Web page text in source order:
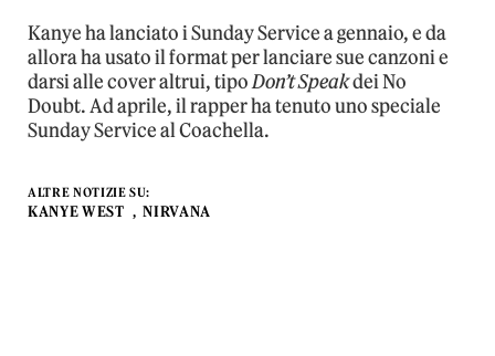
Kanye ha lanciato i Sunday Service a gennaio, e da
allora ha usato il format per lanciare sue canzoni e
darsi alle cover altrui, tipoDon’t Speakdei No
Doubt. Ad aprile, il rapper ha tenuto uno speciale
Sunday Service al Coachella.
ALTRE NOTIZIE SU:
KANYE WEST NIRVANA